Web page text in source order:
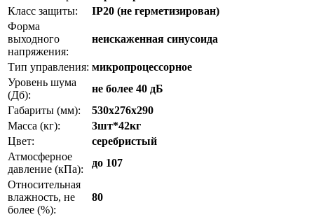
Класс защиты:
IP20 (не герметизирован)
Форма
выходного
напряжения:
неискаженная синусоида
Тип управления: микропроцессорное
Уровень шума
(Дб):
не более 40 дБ
Габариты (мм):
530x276x290
Масса (кг):
3шт*42кг
Цвет:
серебристый
Атмосферное
давление (кПа):
до 107
Относительная
влажность, не
более (%):
80